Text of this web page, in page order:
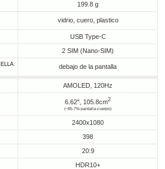
199.8 g
vidrio, cuero, plastico
USB Type-C
2 SIM (Nano-SIM)
debajo de la pantalla
AMOLED, 120Hz
6.62", 105.8cm2
(~85.7% pantalla-cuerpo)
2400x1080
398
20:9
HDR10+